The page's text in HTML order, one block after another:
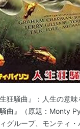
型本
回
むブログを見る
キング バルハラへ
(4件) を見る
狂騒曲』：人生の意
曲』（原題：Monty
グループ、モンティ